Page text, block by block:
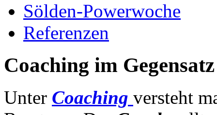
Sölden-Powerwoche
Referenzen
Coaching im
Unter Coaching versteht